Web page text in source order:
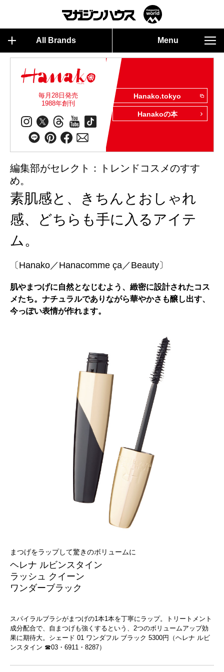
All Brands Menu
毎月28日発売
1988年創刊
Hanako.tokyo
Hanakoの本
編集部がセレクト：トレンドコスメのすす
め。
素肌感と、きちんとおしゃれ
感、どちらも手に入るアイテ
ム。
〔Hanako／Hanacomme ça／Beauty〕
肌やまつげに自然となじむよう、緻密に設計されたコス
メたち。ナチュラルでありながら華やかさも醸し出す、
今っぽい表情が作れます。
まつげをラップして驚きのボリュームに
ヘレナ ルビンスタイン
ラッシュ クイーン
ワンダーブラック
スパイラルブラシがまつげの1本1本を丁寧にラップ。トリートメント
成分配合で、自まつげも強くするという、2つのボリュームアップ効
果に期待大。シェード 01 ワンダフル ブラック 5300円（ヘレナ ルビ
ンスタイン ☎03・6911・8287）